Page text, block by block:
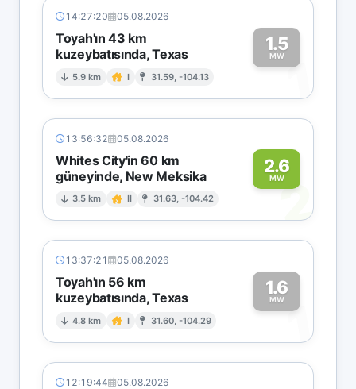
14:27:20 05.08.2026
Toyah'ın 43 km
kuzeybatısında, Texas
5.9 km I 31.59, -104.13
1.5
MW1
13:56:32 05.08.2026
Whites City'in 60 km
güneyinde, New Meksika
3.5 km II 31.63, -104.42
2.6
MW2
13:37:21 05.08.2026
Toyah'ın 56 km
kuzeybatısında, Texas
4.8 km I 31.60, -104.29
1.6
MW1
12:19:44 05.08.2026